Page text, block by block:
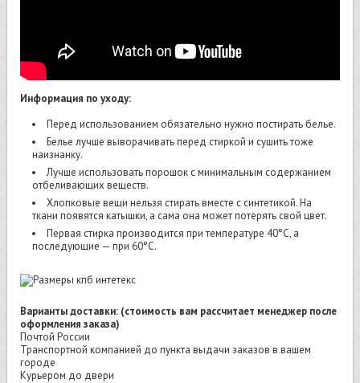
Информация по уходу:
Перед использованием обязательно нужно постирать белье.
Белье лучше выворачивать перед стиркой и сушить тоже
наизнанку.
Лучше использовать порошок с минимальным содержанием
отбеливающих веществ.
Хлопковые вещи нельзя стирать вместе с синтетикой. На
ткани появятся катышки, а сама она может потерять свой цвет.
Первая стирка производится при температуре 40°C, а
последующие — при 60°C.
Варианты доставки: (стоимость вам рассчитает менеджер после
оформления заказа)
Почтой России
Транспортной компанией до пункта выдачи заказов в вашем
городе
Курьером до двери